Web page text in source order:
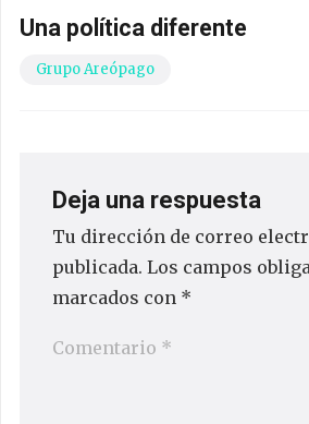
Una política diferente
Grupo Areópago
Deja una respuesta
Tu dirección de correo
publicada. Los campos
marcados con *